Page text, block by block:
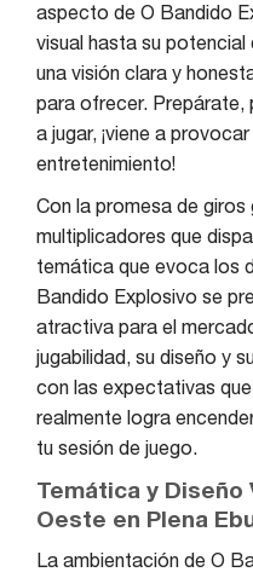
aspecto de O Bandido
visual hasta su
una visión clara y
para ofrecer. Prepárate,
a jugar, ¡viene a
entretenimiento!
Con la promesa de
multiplicadores que
temática que evoca los
Bandido Explosivo se
atractiva para el
jugabilidad, su diseño y
con las expectativas
realmente logra
tu sesión de juego.
Temática y Diseño
Oeste en Plena
La ambientación de O